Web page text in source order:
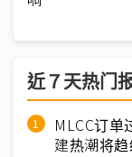
近７天热门
MLCC订
建热潮将